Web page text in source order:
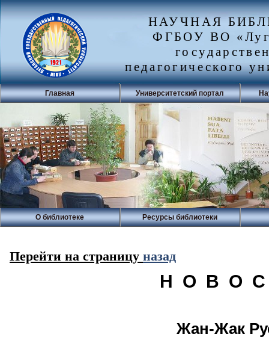
НАУЧНАЯ
ФГБОУ ВО
педагогического
Главная Университетский портал
О библиотеке Ресурсы библиотеки
Перейти на страницу назад
Н О В О
Жан-Жак